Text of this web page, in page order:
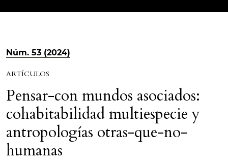
Núm. 53 (2024)
ARTÍCULOS
Pensar-con mundos asociados:
cohabitabilidad multiespecie y
antropologías otras-que-no-
humanas